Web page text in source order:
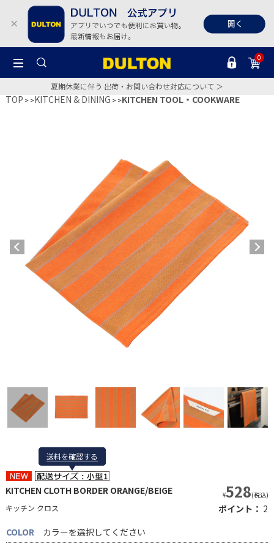
0
夏期休業に伴う 出荷・お問い合わせ対応について ＞
TOP >KITCHEN & DINING >KITCHEN TOOL・COOKWARE
送料を確認する
送料を確認する
KITCHEN CLOTH BORDER ORANGE/BEIGE
キッチン クロス
¥528(税込)
ポイント： 2
COLOR
カラーを選択してください